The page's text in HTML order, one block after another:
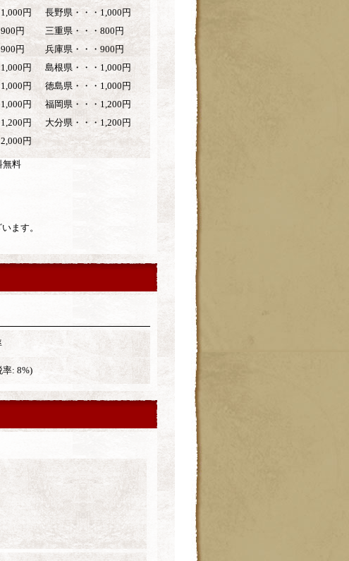
円
長野県・・・1,000円
円
三重県・・・800円
円
兵庫県・・・900円
円
島根県・・・1,000円
円
徳島県・・・1,000円
円
福岡県・・・1,200円
円
大分県・・・1,200円
円
無料
ます。
率: 8%)